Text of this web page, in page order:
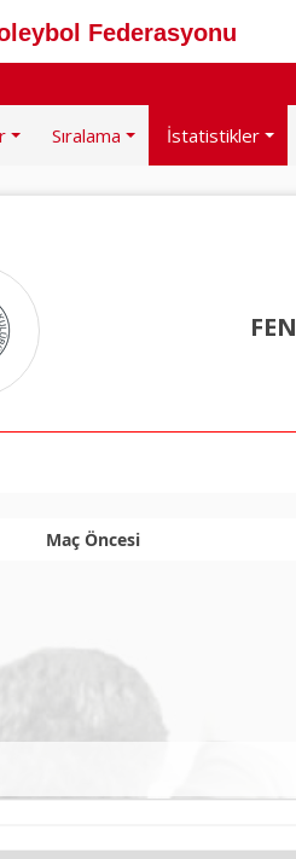
Federasyonu
Sıralama İstatistikler
Maç Öncesi